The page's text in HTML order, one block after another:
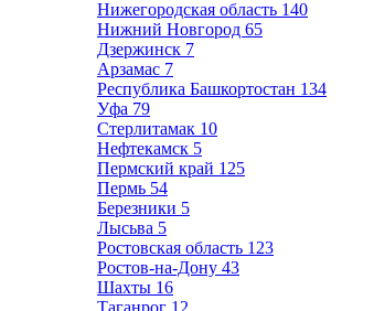
Нижегородская область 140
Нижний Новгород 65
Дзержинск 7
Арзамас 7
Республика Башкортостан 134
Уфа 79
Стерлитамак 10
Нефтекамск 5
Пермский край 125
Пермь 54
Березники 5
Лысьва 5
Ростовская область 123
Ростов-на-Дону 43
Шахты 16
Таганрог 12